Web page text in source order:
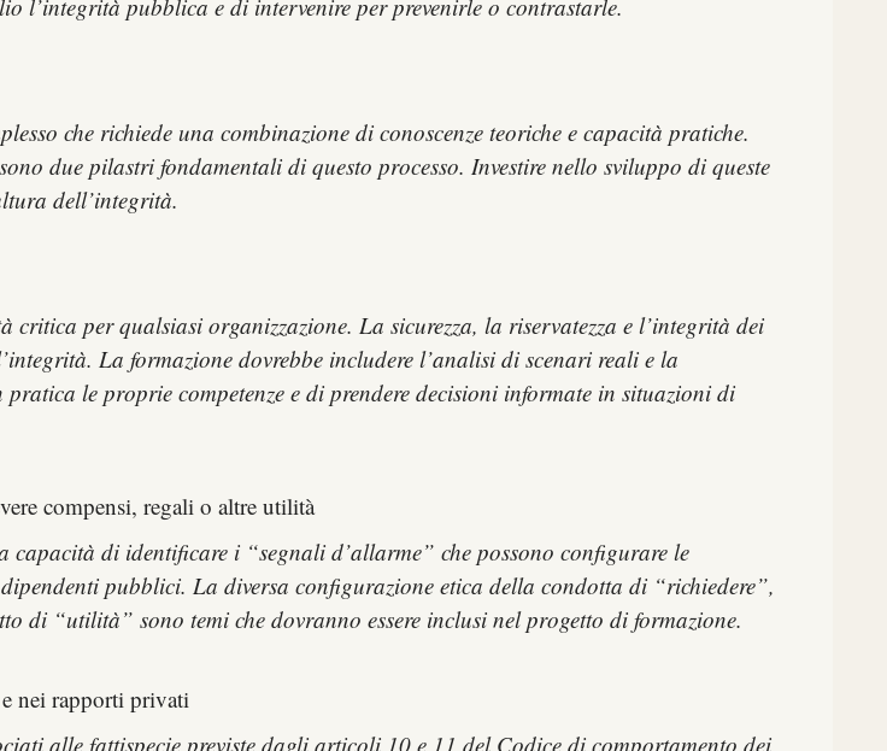
l’integrità pubblica e di intervenire per prevenirle o contrastarle.
che richiede una combinazione di conoscenze teoriche e capacità pratiche.
due pilastri fondamentali di questo processo. Investire nello sviluppo di queste
dell’integrità.
per qualsiasi organizzazione. La sicurezza, la riservatezza e l’integrità dei
La formazione dovrebbe includere l’analisi di scenari reali e la
le proprie competenze e di prendere decisioni informate in situazioni di
compensi, regali o altre utilità
capacità di identificare i “segnali d’allarme” che possono configurare le
pubblici. La diversa configurazione etica della condotta di “richiedere”,
di “utilità” sono temi che dovranno essere inclusi nel progetto di formazione.
nei rapporti privati
alle fattispecie previste dagli articoli 10 e 11 del Codice di comportamento dei